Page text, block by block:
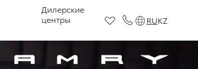
Дилерские
центры
RUKZ